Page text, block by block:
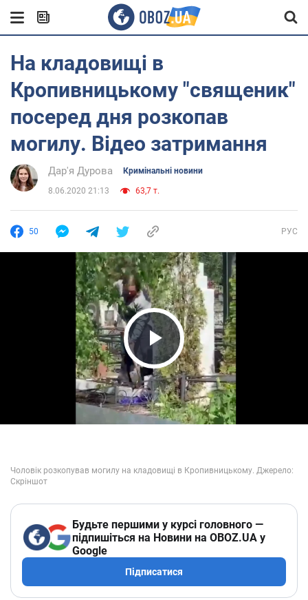
На кладовищі в
Кропивницькому "священик"
посеред дня розкопав
могилу. Відео затримання
Дар'я Дурова Кримінальні новини
8.06.2020 21:13 63,7 т.
50 РУС
Play Video
Будьте першими у курсі головного —
підпишіться на Новини на OBOZ.UA у
Google
Підписатися